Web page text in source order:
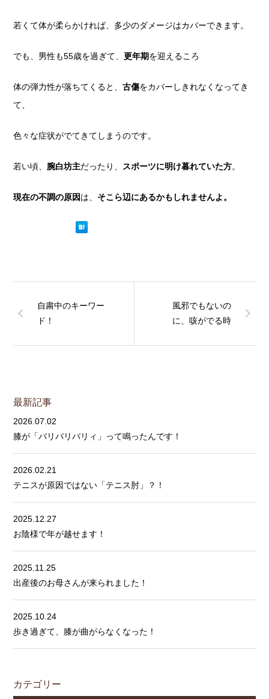
若くて体が柔らかければ、多少のダメージはカバーできます。
でも、男性も55歳を過ぎて、更年期を迎えるころ
体の弾力性が落ちてくると、古傷をカバーしきれなくなってき
て、
色々な症状がでてきてしまうのです。
若い頃、 腕白坊主だったり、 スポーツに明け暮れていた方。
現在の不調の原因は、 そこら辺にあるかもしれませんよ。
自粛中のキーワー
ド！
風邪でもないの
に、咳がでる時
最新記事
2026.07.02
膝が「バリバリバリィ」って鳴ったんです！
2026.02.21
テニスが原因ではない「テニス肘」？！
2025.12.27
お陰様で年が越せます！
2025.11.25
出産後のお母さんが来られました！
2025.10.24
歩き過ぎて、膝が曲がらなくなった！
カテゴリー